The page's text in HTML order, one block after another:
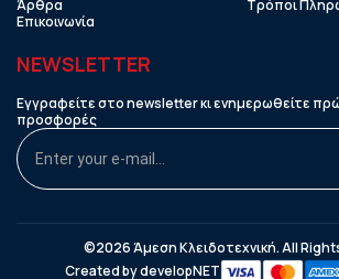
Άρθρα
Επικοινωνία
Τρόποι
NEWSLETTER
Εγγραφείτε στο newsletter κι ενημερωθείτε
προσφορές
©2026 Άμεση Κλειδοτεχνική. All
Created bydevelopNET